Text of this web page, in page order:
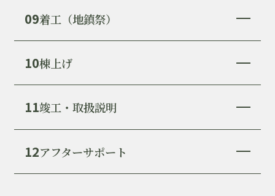
09着工（地鎮祭）
10棟上げ
11竣工・取扱説明
12アフターサポート